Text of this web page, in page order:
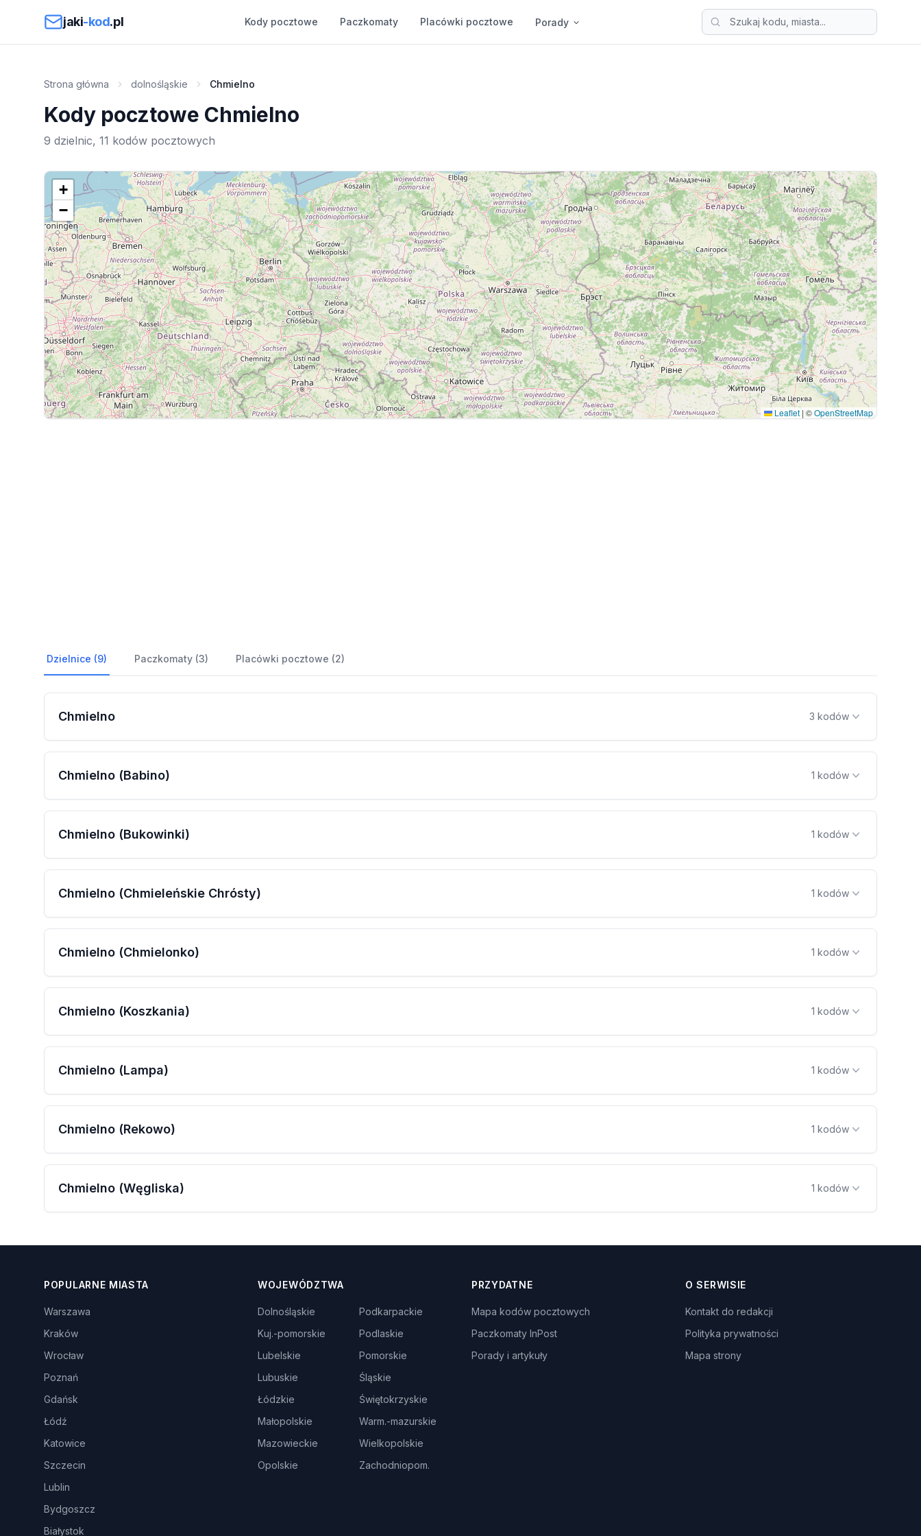
jaki-kod.pl Kody pocztowe Paczkomaty Placówki pocztowe Porady
Strona główna dolnośląskie Chmielno
Kody pocztowe Chmielno
9 dzielnic, 11 kodów pocztowych
+
−
Leaflet | ©OpenStreetMap
Dzielnice (9) Paczkomaty (3) Placówki pocztowe (2)
Chmielno 3 kodów
Chmielno (Babino) 1 kodów
Chmielno (Bukowinki) 1 kodów
Chmielno (Chmieleńskie Chrósty) 1 kodów
Chmielno (Chmielonko) 1 kodów
Chmielno (Koszkania) 1 kodów
Chmielno (Lampa) 1 kodów
Chmielno (Rekowo) 1 kodów
Chmielno (Węgliska) 1 kodów
POPULARNE MIASTA
Warszawa
Kraków
Wrocław
Poznań
Gdańsk
Łódź
Katowice
Szczecin
Lublin
Bydgoszcz
Białystok
WOJEWÓDZTWA
Dolnośląskie
Kuj.-pomorskie
Lubelskie
Lubuskie
Łódzkie
Małopolskie
Mazowieckie
Opolskie
Podkarpackie
Podlaskie
Pomorskie
Śląskie
Świętokrzyskie
Warm.-mazurskie
Wielkopolskie
Zachodniopom.
PRZYDATNE
Mapa kodów pocztowych
Paczkomaty InPost
Porady i artykuły
O SERWISIE
Kontakt do redakcji
Polityka prywatności
Mapa strony